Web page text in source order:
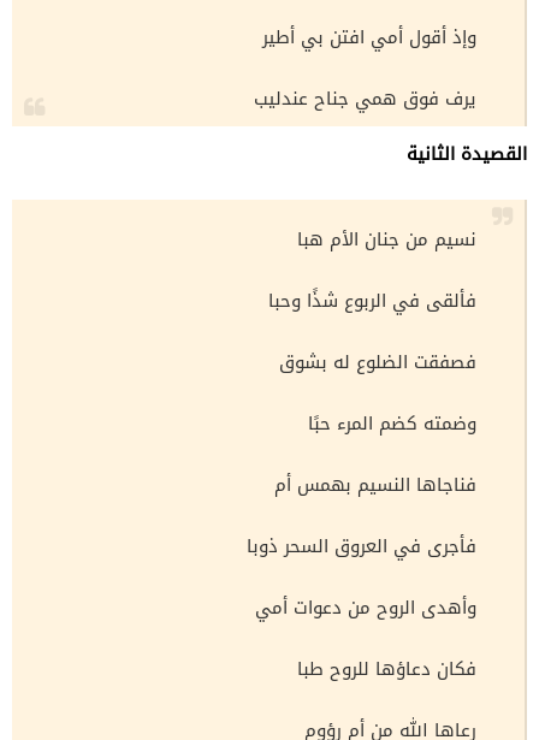
وإذ أقول أمي افتن بي أطير
يرف فوق همي جناح عندليب
القصيدة الثانية
نسيم من جنان الأم هبا
فألقى في الربوع شذًا وحبا
فصفقت الضلوع له بشوق
وضمته كضم المرء حبًا
فناجاها النسيم بهمس أم
فأجرى في العروق السحر ذوبا
وأهدى الروح من دعوات أمي
فكان دعاؤها للروح طبا
رعاها الله من أم رؤوم